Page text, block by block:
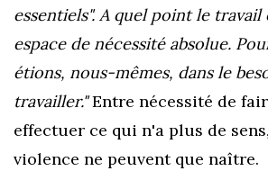
essentiels". A quel point le travail
espace de nécessité absolue.
étions, nous-mêmes, dans le
travailler."Entre nécessité de
effectuer ce qui n'a plus de
violence ne peuvent que naître.